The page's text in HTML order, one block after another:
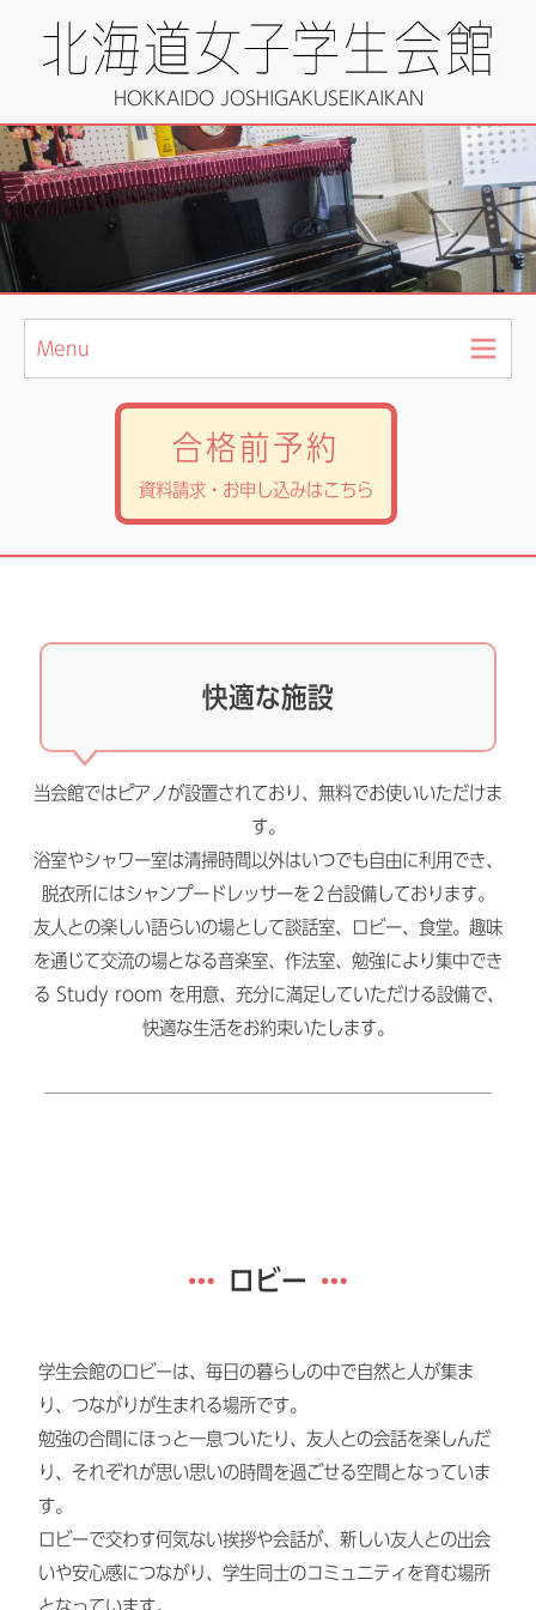
HOKKAIDO JOSHIGAKUSEIKAIKAN
Menu
合格前予約
資料請求・お申し込みはこちら
快適な施設
当会館ではピアノが設置されており、無料でお使いいただけま
す。
浴室やシャワー室は清掃時間以外はいつでも自由に利用でき、
脱衣所にはシャンプードレッサーを２台設備しております。
友人との楽しい語らいの場として談話室、ロビー、食堂。趣味
を通じて交流の場となる音楽室、作法室、勉強により集中でき
る Study room を用意、充分に満足していただける設備で、
快適な生活をお約束いたします。
ロビー
学生会館のロビーは、毎日の暮らしの中で自然と人が集ま
り、つながりが生まれる場所です。
勉強の合間にほっと一息ついたり、友人との会話を楽しんだ
り、それぞれが思い思いの時間を過ごせる空間となっていま
す。
ロビーで交わす何気ない挨拶や会話が、新しい友人との出会
いや安心感につながり、学生同士のコミュニティを育む場所